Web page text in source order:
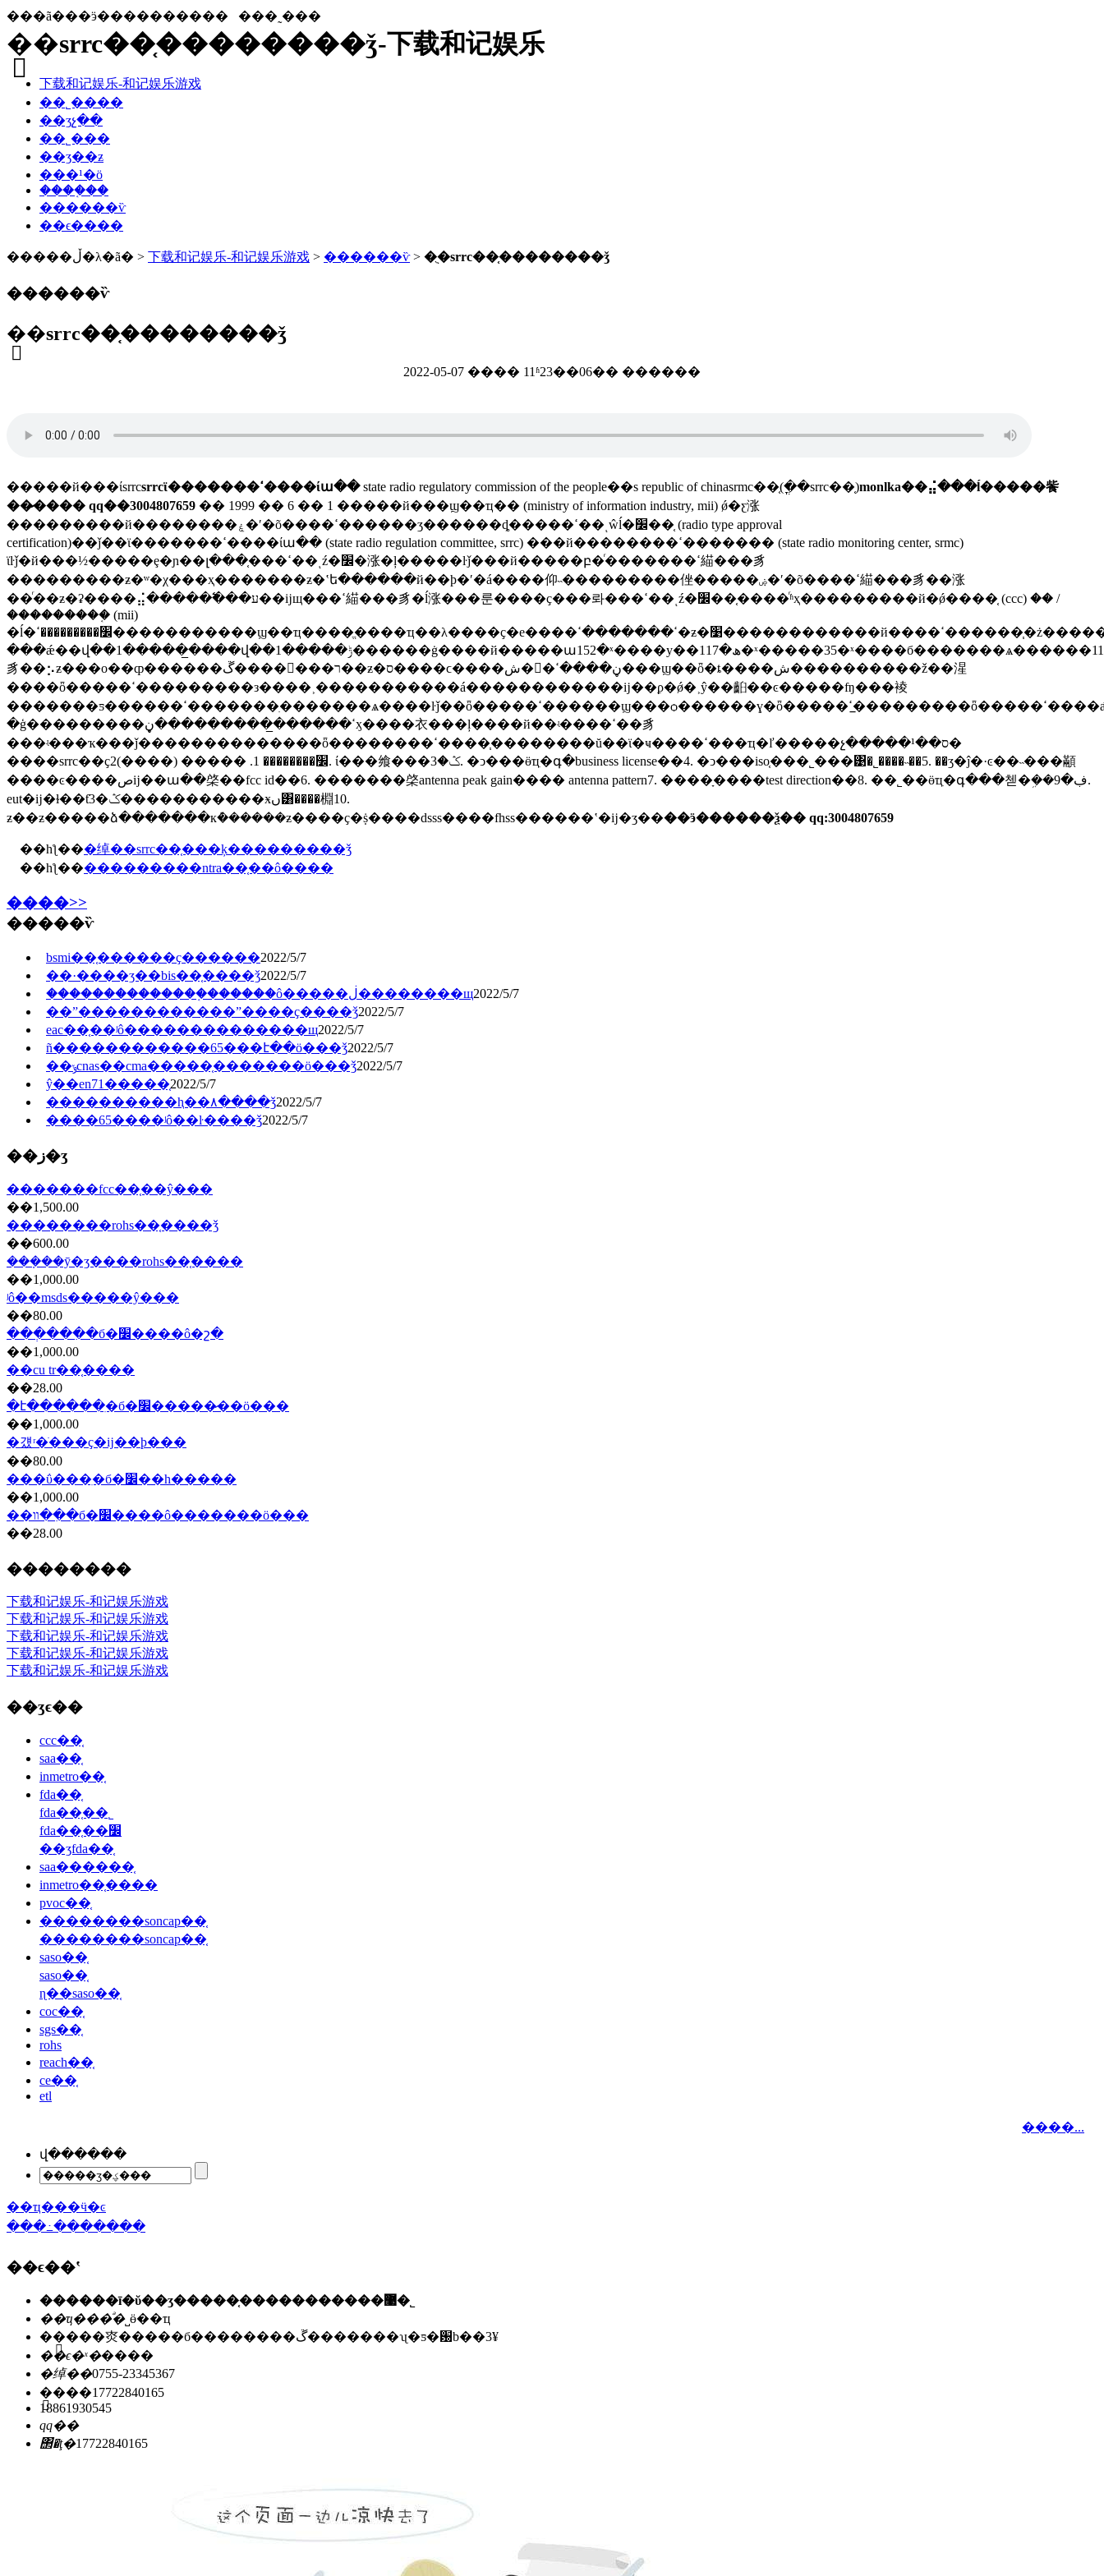
���ã���ӭ���������� ���˷���
�ֻ�srrc��֤��������ǯ-下载和记娱乐
下载和记娱乐-和记娱乐游戏
��˾����
��ʒչ��
��˾���
��ʒ��ƶ
���¹�ӧ
����֤��
������ѷ
��ϵ����
�����ڵ�λ�ã� > 下载和记娱乐-和记娱乐游戏 > ������ѷ> �ֻ�srrc��֤��������ǯ
������ѷ
�ֻ�srrc��֤��������ǯ
2022-05-07 ���� 11ʱ23��06�� ������
�����й���ίsrrc srrcϊ�������ߵ����ίա��state radio regulatory commission of the people��s republic of chinasrmc��֤(�ֳ�srrc��֤)monlka��⣬���ĺ�����飺
��̷���� qq��3004807659 �� 1999 �� 6 �� 1 �����й���ϣ��ҵ�� (ministry of information industry, mii) ǿ�ƹ涨
���������й��������ۼ�ʹ�õ����ߵ������ʒ������ȡ�����ߵ��ͺŵĺ�׼��֤ (radio type approval
certification)��ǰ��ϊ�������ߵ����ίա�� (state radio regulation committee, srrc) ���й��������ߵ������� (state radio monitoring center, srmc)
ϊŀǰ�й���½�����ȩ�ɲ��լ���֤���ߵ��ͺź�׼�涨�ļ�����ŀǰ���й�����բ�ͬ�������ߵ緢���豸
���������ƶ�ʷ�χ���ҳ�������ƶ�ʽե������й��ϸ�ʹ�á����仰˵���������侳�����ۻ�ʹ�õ����ߵ緢���豸��涨
��ͬ��ƶ�ʡ����⣬�����߱���ע��ĳщ���ߵ緢���豸�ĺ涨���룬����ҫ���롸���ߵ��ͺź�׼��֤����ͬʱҳ���������й�ǿ����֤ (ccc) �� /
���������֤ (mii)
�ĺ�׼���������ߵ�����������ϣ��ҵ����ֱ����ҵ��λ����ҫ�е����ߵ�������ߵ�ƶ�׹������������й����ߵ������֧�ż�������������10�����ҡ�1�����վ��8���̲�/
���ǽ��վ��1�����̲����վ��1�����ݱ������ġ����й�����ա152�ˣ����у��ھ�117�ˣ�����35�ˣ����б�������ѧ������119����ռְ��������79%�����у������м�����ְ�ƶ���96����ռְ��������63%������ʼ��վ���ҹ����ߵ��⹤����ǰ�أ���ɫ��������ճ���⡢�
豸��⡢ƶ���о��ȹ������ڱ����񺽵���ר��ƶ�ס����ϲ����ش��ڼ����ߵ���ϣ��ȫ�ȶ����ش����������ž��湦
����ȫ�����ߵ���������з����˲�����������á������������ĳ��ϼ�ǿ�˲ŷ��齨��ͼ�����ʩ���裬
�������ƽ������ߵ�������ִ�������ѧ����ŀǰ��ȫ�����ߵ������ϣ���ѻ������ɣ�ȫ�����ߵ�̲��������ȫ�����ߵ����ǽ����ҳ���߹
�ģ���������ܱߵ������̲���������ڼӽ����衣���ļ����й��ʵ����ߵ��豸
���ʵ���ҡ���ǰ��������������ȫ��������ߵ����֧��������ŭ��ϊ�ҹ����ߵ���ҵ�ľ�����չ�����¹��ס�
����srrc��ҫ׼�������� 1. ����� (����)2. ί���飨���ݣ�3. �ͻ���ӫҵִ�գ�business license��4. �ͻ���iso֤���˾���͹�˾����˵��5. ��ʒ�ĵ�·ͼ��˵���顢
����ͼ����صĳ��ա��棨��fcc id��6. �������棨antenna peak gain���� antenna pattern7. ����ָ����test direction��8. ��˾��ӫҵִ�գ���첻�ܹ��ڣ�9.
eut�ĳ�ɫ��ƭ3�ݣ�����������ӿں͸����棩10.
ƶ��ƶ�����ձ�������кܶ������ƶ����ҫ�ṩ����dsss����fhss������ʽ�ĳ�ʒ����ӭ������ѯ�� qq:3004807659
��һƪ���绰��srrc��֤���ķ���������ǯ
��һƪ�����������ntra��֤��ô����
����>>
�����ѷ
bsmi��֤������ҫ������2022/5/7
��·����ӡ��bis��֤����ǯ2022/5/7
��������������֤������ô�����ڶ��������щ2022/5/7
��ˮ������������ˮ����ҫ����ǯ2022/5/7
eac��֤��ʲô��������������щ2022/5/7
ñ������������65���է��ö���ǯ2022/5/7
��ݸcnas��cma�����֤�������ö���ǯ2022/5/7
ŷ��en71�����֤2022/5/7
����������ⱨ��۸����ǯ2022/5/7
����65����ʲô��ŀ����ǯ2022/5/7
��ز�ʒ
�������fcc��֤��ŷ���
��1,500.00
��������rohs��֤����ǯ
��600.00
���ܼ��ȳ�ʒ����rohs��֤����
��1,000.00
ʲô��msds�����ŷ���
��80.00
���ְ���ִ�б�׼����ô�շ�
��1,000.00
��cu tr��֤����
��28.00
�է������ִ�б�׼�����̷��ö���
��1,000.00
�걨ʳ�ֺ���ҫ�ĳ��ϸ���
��80.00
���ΰ���ִ�б�׼��һ�����
��1,000.00
��װ��ִ�б�׼����ô�������ö���
��28.00
��������
下载和记娱乐-和记娱乐游戏
下载和记娱乐-和记娱乐游戏
下载和记娱乐-和记娱乐游戏
下载和记娱乐-和记娱乐游戏
下载和记娱乐-和记娱乐游戏
��ʒϵ��
ccc��֤
saa��֤
inmetro��֤
fda��֤
fda��֤��˾
fda��֤��׼
��ʒfda��֤
saa������֤
inmetro��֤����
pvoc��֤
��������soncap��֤
��������soncap��֤
saso��֤
saso��֤
ɳ��saso��֤
coc��֤
sgs��֤
rohs
reach��֤
ce��֤
etl
����...
վ������
��ҵ���ӵ�ͼ
���߸�������
��ϵ��ʽ
������ī�ῠ��ʒ�����֤�����������޹�˾
��ҵ���ͣ�˽ӫ��ҵ
��ַ��
�㶫�����б��������ڱ�������ʯ�ƽ�԰b��3¥
��ϵ�ˣ�����
�绰��0755-23345367
�ֻ���17722840165
18861930545
qq��
΢�ţ�17722840165